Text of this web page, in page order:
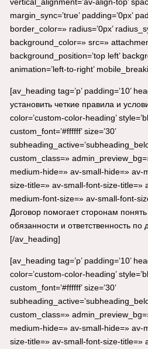
margin_sync=’true’ padding=’0px’
border_color=» radius=’0px’
background_color=» src=»
background_position=’top left’
animation=’left-to-right’
[av_heading tag=’p’ padding=’10’
установить четкие правила и
color=’custom-color-heading’
custom_font=’#ffffff’ size=’30’
custom_class=»
medium-hide=» av-small-hide=» av-
size-title=» av-small-font-size-title=»
medium-font-size=» av-small-font-
Договор помогает сторонам
обязанности и ответственность
[/av_heading]
[av_heading tag=’p’ padding=’10’
color=’custom-color-heading’
custom_font=’#ffffff’ size=’30’
custom_class=»
medium-hide=» av-small-hide=» av-
size-title=» av-small-font-size-title=»